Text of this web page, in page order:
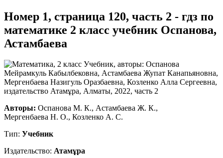
Номер 1, страница 120, часть 2 - гдз по
математике 2 класс учебник Оспанова,
Астамбаева
Авторы: Оспанова М. К., Астамбаева Ж. К.,
Мергенбаева Н. О., Козленко А. С.
Тип: Учебник
Издательство: Атамұра